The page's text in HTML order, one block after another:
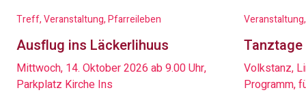
Treff, Veranstaltung, Pfarreileben
Ausflug ins Läckerlihuus
Mittwoch, 14. Oktober 2026 ab 9.00 Uhr,
Parkplatz Kirche Ins
Volkstanz,
Programm,